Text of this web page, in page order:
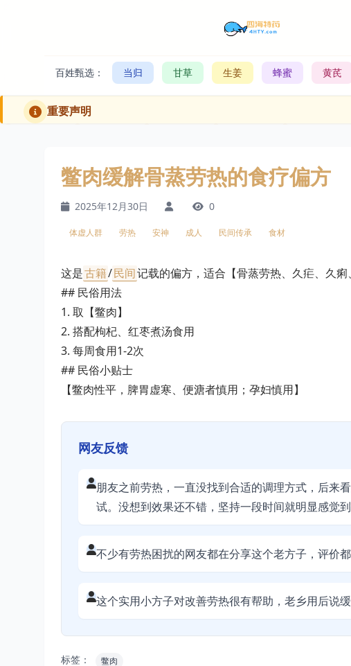
百姓甄选： 当归 甘草 生姜 蜂蜜 黄芪
重要声明
鳖肉缓解骨蒸劳热的食疗偏方
2025年12月30日 0
体虚人群 劳热 安神 成人 民间传承 食材
这是古籍/民间记载的偏方，适合【骨蒸劳热、久疟、久痢
## 民俗用法
1. 取【鳖肉】
2. 搭配枸杞、红枣煮汤食用
3. 每周食用1-2次
## 民俗小贴士
【鳖肉性平，脾胃虚寒、便溏者慎用；孕妇慎用】
网友反馈
朋友之前劳热，一直没找到合适的调理方式，后来
试。没想到效果还不错，坚持一段时间就明显感觉
不少有劳热困扰的网友都在分享这个老方子，评价
这个实用小方子对改善劳热很有帮助，老乡用后说
标签： 鳖肉